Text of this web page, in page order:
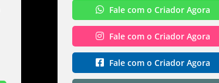
Fale com o Criador Agora
Fale com o Criador Agora
Fale com o Criador Agora